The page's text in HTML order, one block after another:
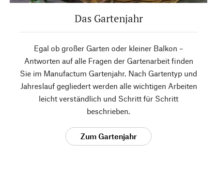
Das Gartenjahr
Egal ob großer Garten oder kleiner Balkon –
Antworten auf alle Fragen der Gartenarbeit finden
Sie im Manufactum Gartenjahr. Nach Gartentyp und
Jahreslauf gegliedert werden alle wichtigen Arbeiten
leicht verständlich und Schritt für Schritt
beschrieben.
Zum Gartenjahr